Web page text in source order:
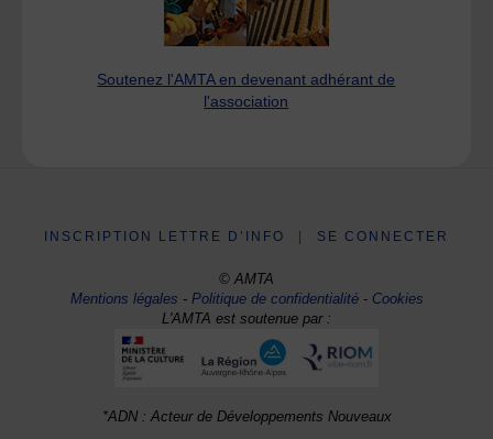
Soutenez l'AMTA en devenant adhérant de
l'association
INSCRIPTION LETTRE D’INFO SE CONNECTER
© AMTA
Mentions légales -Politique de confidentialité- Cookies
L'AMTA est soutenue par :
*ADN : Acteur de Développements Nouveaux